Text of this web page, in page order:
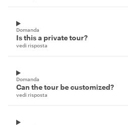
Domanda
Is this a private tour?
vedi risposta
Domanda
Can the tour be customized?
vedi risposta